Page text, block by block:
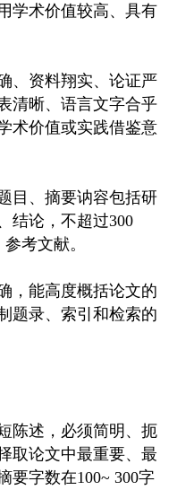
学术价值较高、具有
、资料翔实、论证严
清晰、语言文字合乎
术价值或实践借鉴意
目、摘要讷容包括研
结论，不超过300
考文献。
，能高度概括论文的
题录、索引和检索的
陈述，必须简明、扼
取论文中最重要、最
要字数在100~ 300字